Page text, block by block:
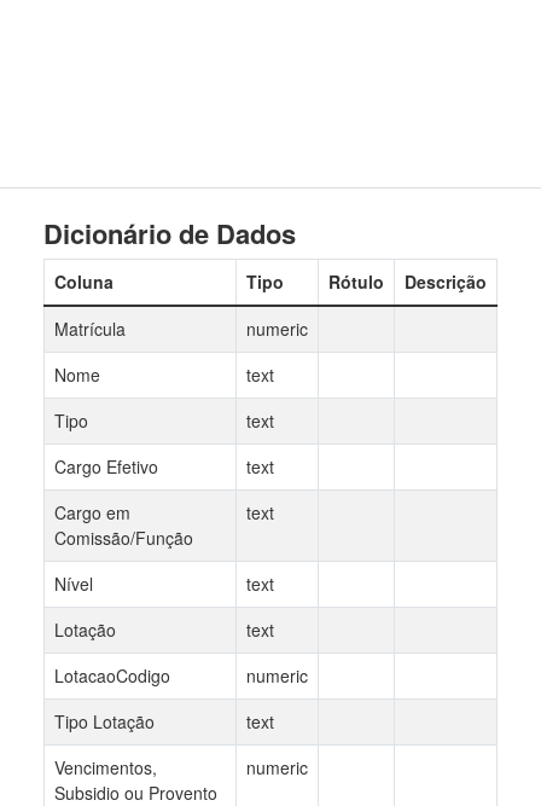
Dicionário de Dados
Coluna Tipo Rótulo
Descrição
Matrícula
numeric
Nome
text
Tipo
text
Cargo Efetivo
text
Cargo em
Comissão/Função
text
Nível
text
Lotação
text
LotacaoCodigo
numeric
Tipo Lotação
text
Vencimentos,
Subsidio ou Provento
numeric